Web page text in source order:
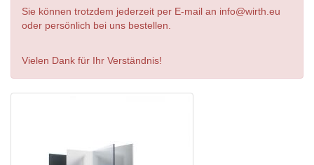
Sie können trotzdem jederzeit per E-mail an info@wirth.eu
oder persönlich bei uns bestellen.
Vielen Dank für Ihr Verständnis!